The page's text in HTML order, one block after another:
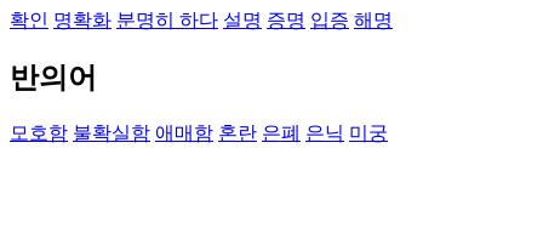
확인 명확화 분명히 하다 설명 증명 입증 해명
반의어
모호함 불확실함 애매함 혼란 은폐 은닉 미궁